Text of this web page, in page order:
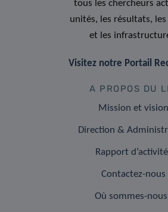
tous les chercheurs
unités, les résultats,
et les
Visitez notre Portail
A PROPOS DU
Mission et vision
Direction &
Rapport
Contactez-nous
Où sommes-